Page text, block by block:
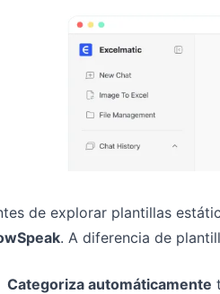
de explorar plantillas
. A diferencia de
Categoriza automáticamente